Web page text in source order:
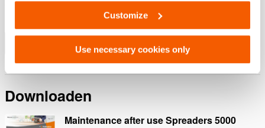
Customize
Use necessary cookies only
Nieuw ontwerp voor meer werkcomfort in verschillende
Downloaden
Maintenance after use Spreaders 5000